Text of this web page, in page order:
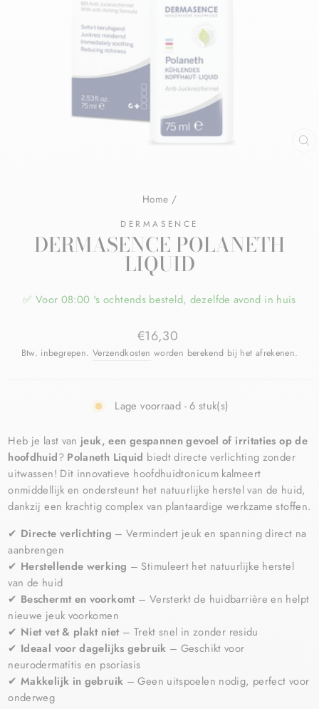
Home /
DERMASENCE
DERMASENCE POLANETH
LIQUID
✅ Voor 08:00 's ochtends besteld, dezelfde avond in huis
€16,30
Btw. inbegrepen. Verzendkosten worden berekend bij het afrekenen.
Lage voorraad - 6 stuk(s)
Heb je last van jeuk, een gespannen gevoel of irritaties op de
hoofdhuid? Polaneth Liquid biedt directe verlichting zonder
uitwassen! Dit innovatieve hoofdhuidtonicum kalmeert
onmiddellijk en ondersteunt het natuurlijke herstel van de huid,
dankzij een krachtig complex van plantaardige werkzame stoffen.
✔ Directe verlichting – Vermindert jeuk en spanning direct na
aanbrengen
✔ Herstellende werking – Stimuleert het natuurlijke herstel
van de huid
✔ Beschermt en voorkomt – Versterkt de huidbarrière en helpt
nieuwe jeuk voorkomen
✔ Niet vet & plakt niet – Trekt snel in zonder residu
✔ Ideaal voor dagelijks gebruik – Geschikt voor
neurodermatitis en psoriasis
✔ Makkelijk in gebruik – Geen uitspoelen nodig, perfect voor
onderweg